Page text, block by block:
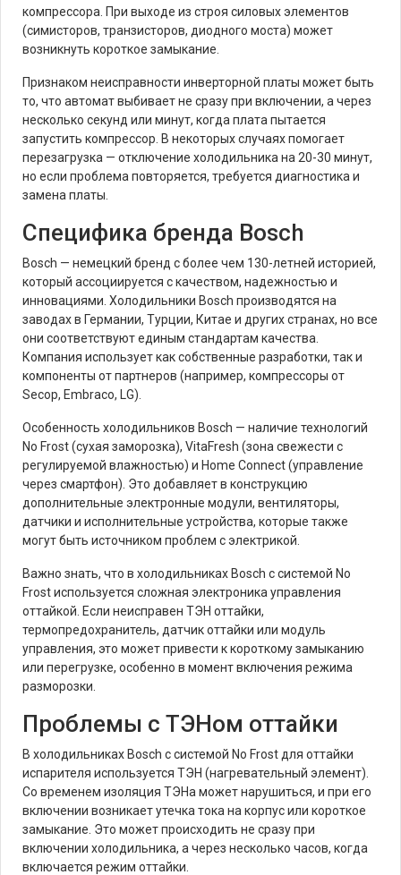
компрессора. При выходе из строя силовых элементов
(симисторов, транзисторов, диодного моста) может
возникнуть короткое замыкание.
Признаком неисправности инверторной платы может быть
то, что автомат выбивает не сразу при включении, а через
несколько секунд или минут, когда плата пытается
запустить компрессор. В некоторых случаях помогает
перезагрузка — отключение холодильника на 20-30 минут,
но если проблема повторяется, требуется диагностика и
замена платы.
Специфика бренда Bosch
Bosch — немецкий бренд с более чем 130-летней историей,
который ассоциируется с качеством, надежностью и
инновациями. Холодильники Bosch производятся на
заводах в Германии, Турции, Китае и других странах, но все
они соответствуют единым стандартам качества.
Компания использует как собственные разработки, так и
компоненты от партнеров (например, компрессоры от
Secop, Embraco, LG).
Особенность холодильников Bosch — наличие технологий
No Frost (сухая заморозка), VitaFresh (зона свежести с
регулируемой влажностью) и Home Connect (управление
через смартфон). Это добавляет в конструкцию
дополнительные электронные модули, вентиляторы,
датчики и исполнительные устройства, которые также
могут быть источником проблем с электрикой.
Важно знать, что в холодильниках Bosch с системой No
Frost используется сложная электроника управления
оттайкой. Если неисправен ТЭН оттайки,
термопредохранитель, датчик оттайки или модуль
управления, это может привести к короткому замыканию
или перегрузке, особенно в момент включения режима
разморозки.
Проблемы с ТЭНом оттайки
В холодильниках Bosch с системой No Frost для оттайки
испарителя используется ТЭН (нагревательный элемент).
Со временем изоляция ТЭНа может нарушиться, и при его
включении возникает утечка тока на корпус или короткое
замыкание. Это может происходить не сразу при
включении холодильника, а через несколько часов, когда
включается режим оттайки.